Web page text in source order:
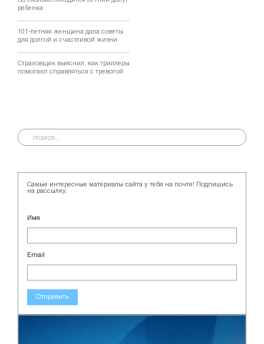
ребенка
101-летняя женщина дала советы
для долгой и счастливой жизни
Страховщик выяснил, как триллеры
помогают справляться с тревогой
Самые интересные материалы сайта у тебя на почте! Подпишись
на рассылку.
Имя
Email
Отправить